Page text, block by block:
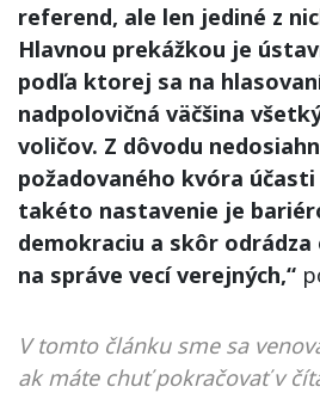
referend, ale len jediné z
Hlavnou prekážkou je
podľa ktorej sa na
nadpolovičná väčšina
voličov. Z dôvodu
požadovaného kvóra účasti
takéto nastavenie je
demokraciu a skôr
na správe vecí verejných,“
V tomto článku sme sa
ak máte chuť pokračovať v